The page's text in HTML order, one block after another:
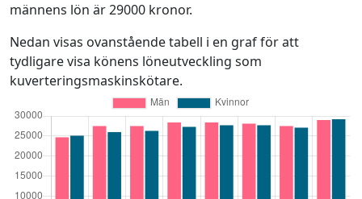
männens lön är 29000 kronor.
Nedan visas ovanstående tabell i en graf för att
tydligare visa könens löneutveckling som
kuverteringsmaskinskötare.